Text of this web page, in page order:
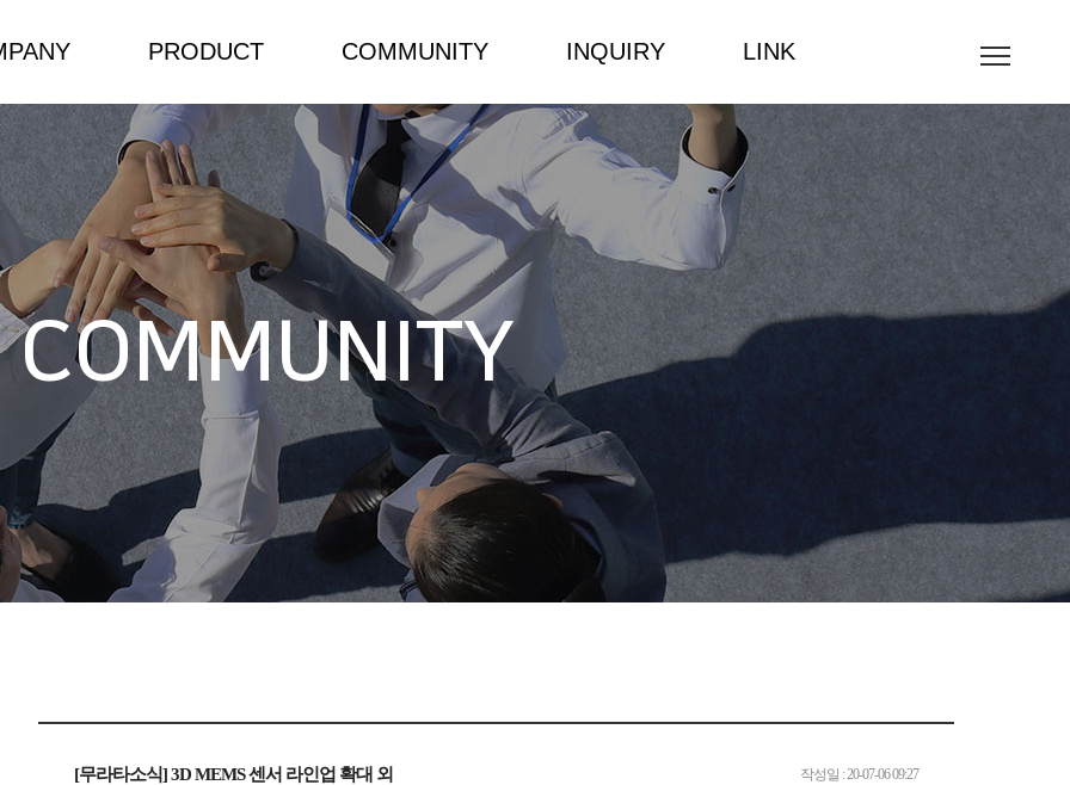
길
PRODUCT
NEW/HOT PRODUCT
Components
Power Solutions
COMMUNITY INQUIRY LINK
COMMUNITY
[무라타소식] 3D MEMS 센서 라인업 확대 외 작성일 : 20-07-06 09:27